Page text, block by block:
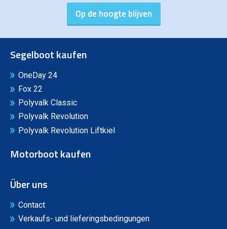
Segelboot kaufen
OneDay 24
Fox 22
Polyvalk Classic
Polyvalk Revolution
Polyvalk Revolution Liftkiel
Motorboot kaufen
Über uns
Contact
Verkaufs- und lieferingsbedingungen